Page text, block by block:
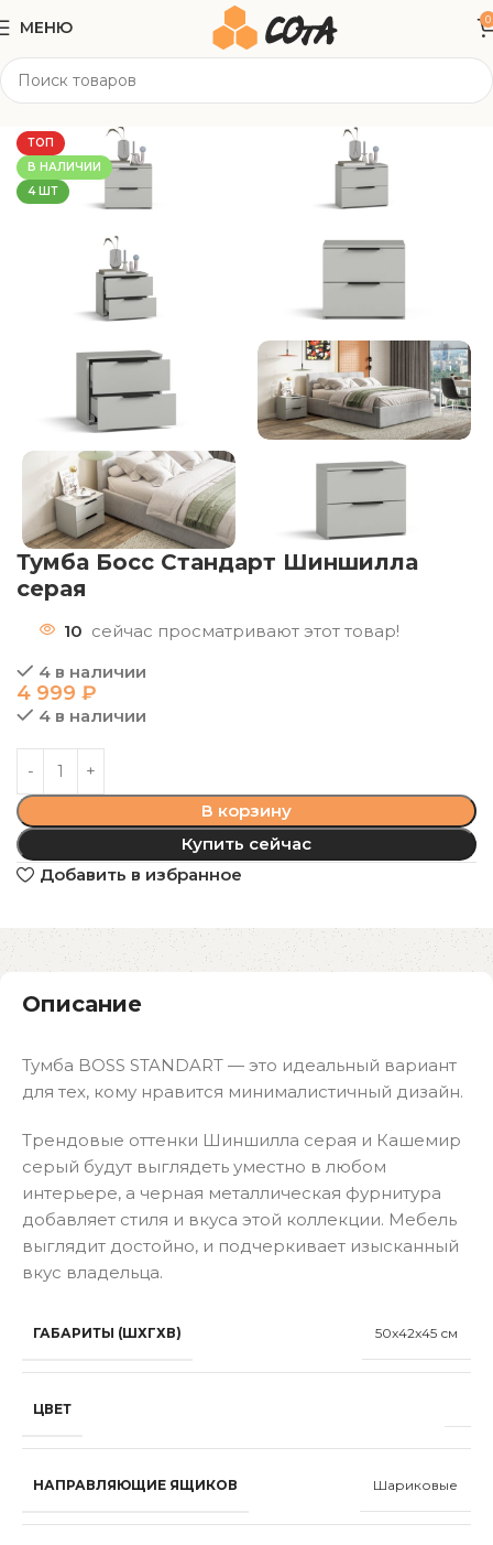
МЕНЮ 0
Корпусная мебель
ТОП
В НАЛИЧИИ
4 ШТ
Тумба Босс Стандарт Шиншилла
серая
10 сейчас просматривают этот товар!
4 в наличии
4 999 ₽
4 в наличии
В корзину
Купить сейчас
Добавить в избранное
Описание
Тумба BOSS STANDART — это идеальный вариант
для тех, кому нравится минималистичный дизайн.
Трендовые оттенки Шиншилла серая и Кашемир
серый будут выглядеть уместно в любом
интерьере, а черная металлическая фурнитура
добавляет стиля и вкуса этой коллекции. Мебель
выглядит достойно, и подчеркивает изысканный
вкус владельца.
ГАБАРИТЫ (ШХГХВ) 50x42x45 см
ЦВЕТ
НАПРАВЛЯЮЩИЕ ЯЩИКОВ Шариковые